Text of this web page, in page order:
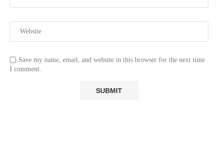
Save my name, email, and website in this browser for the next time
I comment.